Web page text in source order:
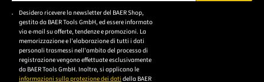
Bitte geben Sie eine gültige E-Mail-Adresse ein.
Desidero ricevere la newsletter del BAER Shop,
gestito da BAER Tools GmbH, ed essere informato
via e-mail su offerte, tendenze e promozioni. La
memorizzazione e l'elaborazione di tutti i dati
personali trasmessi nell'ambito del processo di
registrazione vengono effettuate esclusivamente
da BAER Tools GmbH. Inoltre, si applicano le
informazioni sulla protezione dei dati della BAER